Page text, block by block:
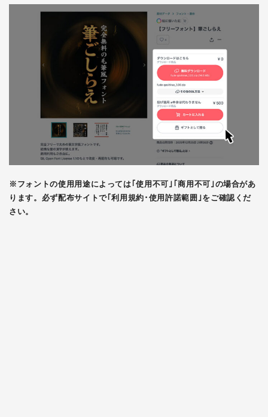
※フォントの使用用途によっては｢使用不可｣｢商用不可｣の場合があ
ります。必ず配布サイトで｢利用規約･使用許諾範囲｣をご確認くだ
さい。